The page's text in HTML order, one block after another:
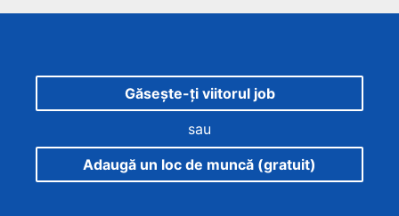
Găsește-ți viitorul job
sau
Adaugă un loc de muncă (gratuit)